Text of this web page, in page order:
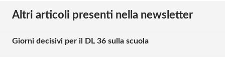
Altri articoli presenti nella newsletter
Giorni decisivi per il DL 36 sulla scuola